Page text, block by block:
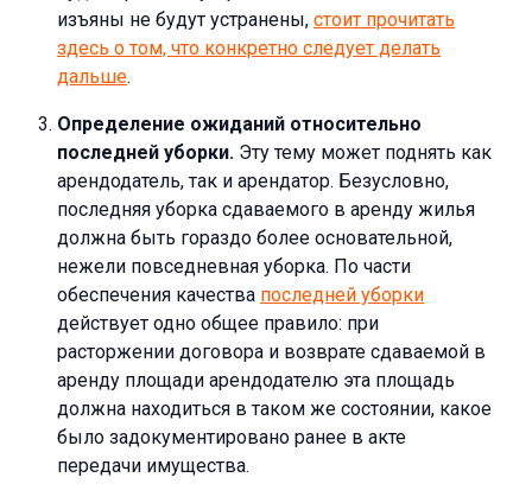
изъяны не будут устранены, стоит прочитать
здесь о том, что конкретно следует делать
дальше.
Определение ожиданий относительно
последней уборки. Эту тему может поднять как
арендодатель, так и арендатор. Безусловно,
последняя уборка сдаваемого в аренду жилья
должна быть гораздо более основательной,
нежели повседневная уборка. По части
обеспечения качества последней уборки
действует одно общее правило: при
расторжении договора и возврате сдаваемой в
аренду площади арендодателю эта площадь
должна находиться в таком же состоянии, какое
было задокументировано ранее в акте
передачи имущества.